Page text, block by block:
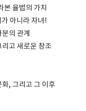
본 율법의 가치
아니라 자녀!
의 관계
고 새로운 창조
, 그리고 그 이후